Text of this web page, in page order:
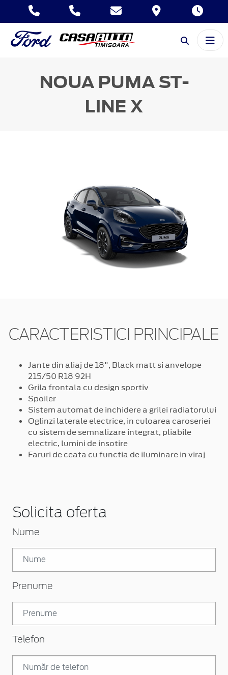
NOUA PUMAST-
LINE X
CARACTERISTICI PRINCIPALE
Jante din aliaj de 18", Black matt si anvelope
215/50 R18 92H
Grila frontala cu design sportiv
Spoiler
Sistem automat de inchidere a grilei radiatorului
Oglinzi laterale electrice, in culoarea caroseriei
cu sistem de semnalizare integrat, pliabile
electric, lumini de insotire
Faruri de ceata cu functia de iluminare in viraj
Solicita oferta
Nume
Prenume
Telefon